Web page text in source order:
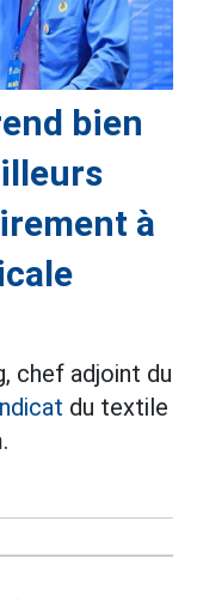
bien
à
chef adjoint du
du textile